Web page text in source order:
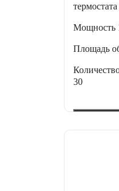
Мощность
Площадь
30